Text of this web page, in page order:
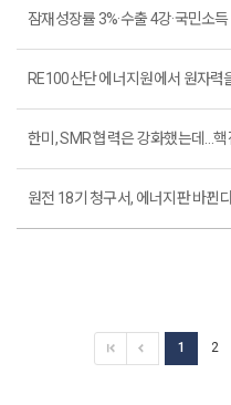
원전 18기 청구서, 에너지판 바뀐
1 2